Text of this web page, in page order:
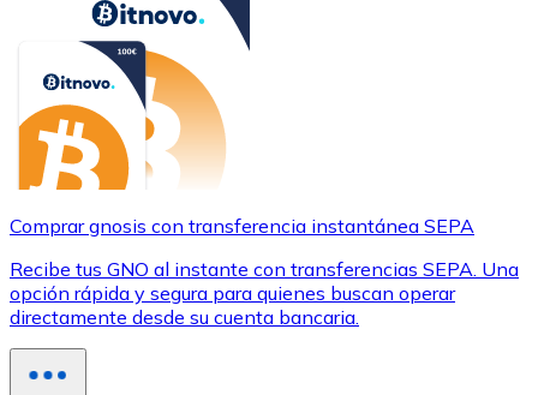
Comprar gnosis con transferencia instantánea SEPA
Recibe tus GNO al instante con transferencias SEPA. Una
opción rápida y segura para quienes buscan operar
directamente desde su cuenta bancaria.